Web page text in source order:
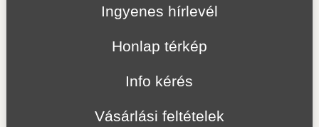
Ingyenes hírlevél
Honlap térkép
Info kérés
Vásárlási feltételek